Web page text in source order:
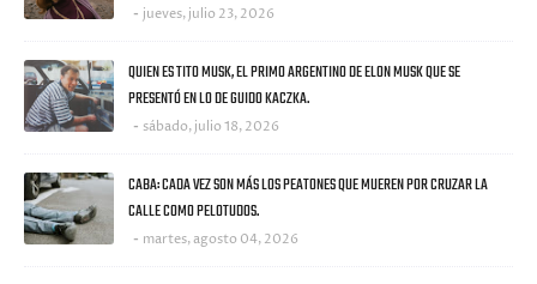
jueves, julio 23, 2026
QUIEN ES TITO MUSK, EL PRIMO ARGENTINO DE ELON MUSK QUE SE
PRESENTÓ EN LO DE GUIDO KACZKA.
sábado, julio 18, 2026
CABA: CADA VEZ SON MÁS LOS PEATONES QUE MUEREN POR CRUZAR LA
CALLE COMO PELOTUDOS.
martes, agosto 04, 2026